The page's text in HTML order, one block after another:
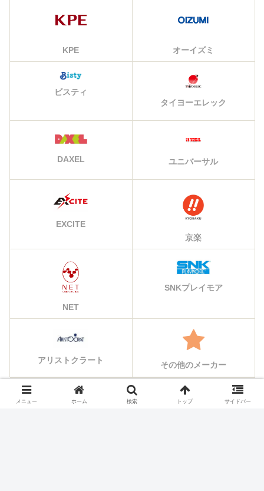
KPE オーイズミ
ビスティ
タイヨーエレック
DAXEL ユニバーサル
EXCITE
京楽
NET
SNKプレイモア
アリストクラート その他のメーカー
メニュー ホーム 検索 トップ サイドバー